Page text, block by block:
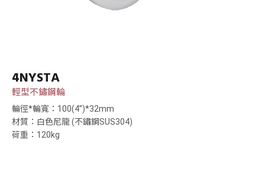
4NYSTA
輕型不鏽鋼輪
輪徑*輪寬：100(4”)*32mm
材質：白色尼龍 (不鏽鋼SUS304)
荷重：120kg